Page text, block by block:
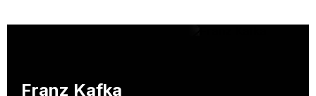
Franz Kafka